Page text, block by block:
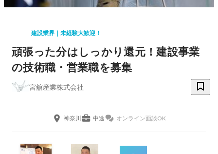
建設業界｜未経験大歓迎！
頑張った分はしっかり還元！建設事業
の技術職・営業職を募集
宮舘産業株式会社
神奈川 中途 オンライン面談OK